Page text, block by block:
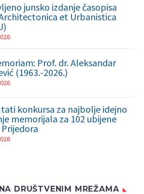
junsko izdanje časopisa
et Urbanistica
Prof. dr. Aleksandar
(1963.-2026.)
konkursa za najbolje idejno
memorijala za 102 ubijene
DRUŠTVENIM MREŽAMA